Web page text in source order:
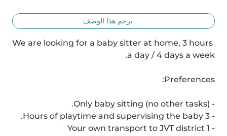
ترجم هذا الوصف
We are looking for a baby sitter at home, 3 hours
- Your own transport to JVT district 1